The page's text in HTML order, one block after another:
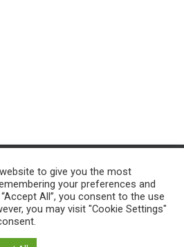
PROJETS-SOLIDARITÉ
FAIRE UN DON PROJET EAU
to give you the most
your preferences and
All”, you consent to the use
you may visit "Cookie Settings"